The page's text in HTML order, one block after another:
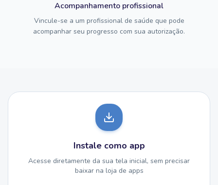
Acompanhamento profissional
Vincule-se a um profissional de saúde que pode
acompanhar seu progresso com sua autorização.
Instale como app
Acesse diretamente da sua tela inicial, sem precisar
baixar na loja de apps